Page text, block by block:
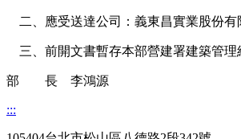
二、應受送達公司：義東昌實業股份有
三、前開文書暫存本部營建署建築管理
部 長 李鴻源
:::